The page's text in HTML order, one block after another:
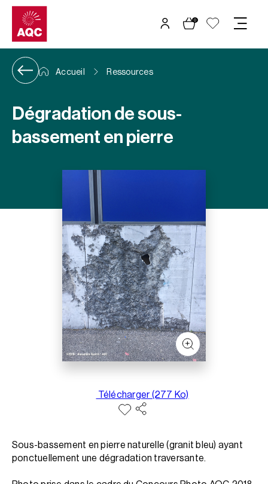
Panneau de gestion des cookies
0
Accueil Ressources
Dégradation de sous-
bassement en pierre
Télécharger (277 Ko)
Sous-bassement en pierre naturelle (granit bleu) ayant
ponctuellement une dégradation traversante.